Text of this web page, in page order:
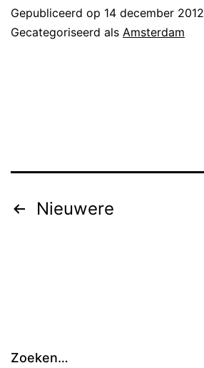
Gepubliceerd op 14 december 2012
Gecategoriseerd als Amsterdam
Berichten
Nieuwere
Zoeken…